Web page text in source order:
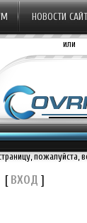
НОВОСТИ
или
пожалуйста,
[ВХОД ]